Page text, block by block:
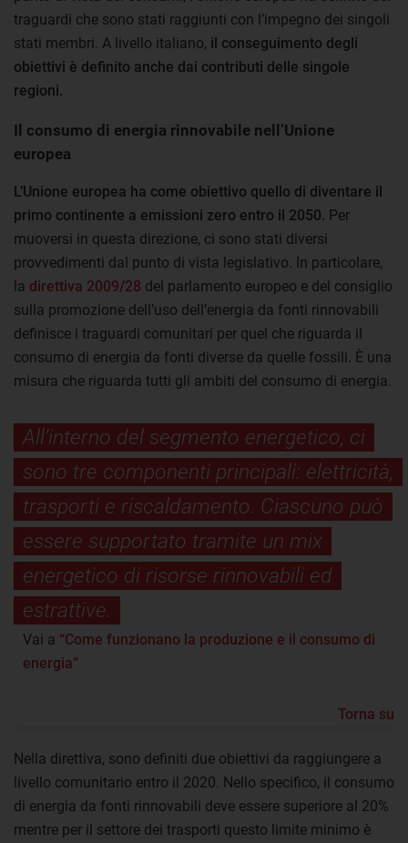
traguardi che sono stati raggiunti con l’impegno dei singoli
stati membri. A livello italiano, il conseguimento degli
obiettivi è definito anche dai contributi delle singole
regioni.
Il consumo di energia rinnovabile nell’Unione
europea
L’Unione europea ha come obiettivo quello di diventare il
primo continente a emissioni zero entro il 2050. Per
muoversi in questa direzione, ci sono stati diversi
provvedimenti dal punto di vista legislativo. In particolare,
la direttiva 2009/28 del parlamento europeo e del consiglio
sulla promozione dell’uso dell’energia da fonti rinnovabili
definisce i traguardi comunitari per quel che riguarda il
consumo di energia da fonti diverse da quelle fossili. È una
misura che riguarda tutti gli ambiti del consumo di energia.
All’interno del segmento energetico, ci
sono tre componenti principali: elettricità,
trasporti e riscaldamento. Ciascuno può
essere supportato tramite un mix
energetico di risorse rinnovabili ed
estrattive.
Vai a “Come funzionano la produzione e il consumo di
energia”
Torna su
Nella direttiva, sono definiti due obiettivi da raggiungere a
livello comunitario entro il 2020. Nello specifico, il consumo
di energia da fonti rinnovabili deve essere superiore al 20%
mentre per il settore dei trasporti questo limite minimo è